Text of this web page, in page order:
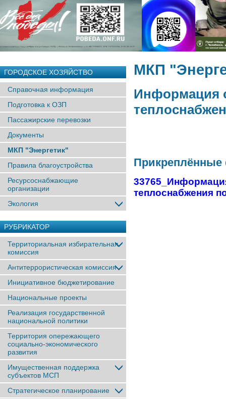
ГОРОДСКОЕ ХОЗЯЙСТВО
Справочная информация
Подготовка к ОЗП
Пассажирские перевозки
Документы
МКП "Энергетик"
Правила благоустройства
Ресурсоснабжающие
организации
Экология
РУБРИКАТОР
Территориальная избирательная
комиссия
Антитеррористическая комиссия
Инициативное бюджетирование
Национальные проекты
Реализация государственной
национальной политики
Территория опережающего
социально-экономического
развития
Имущественная поддержка
субъектов МСП
Стратегическое планирование
МКП
Информация
теплоснабжения